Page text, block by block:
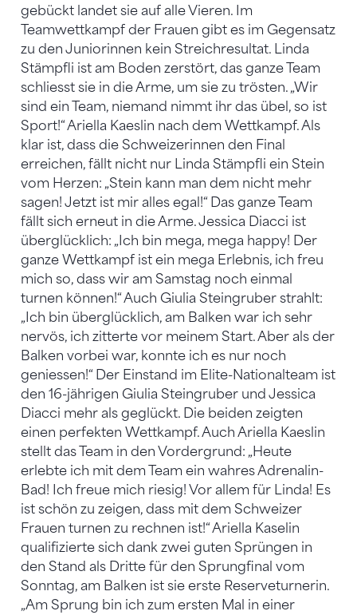
gebückt landet sie auf alle Vieren. Im
Teamwettkampf der Frauen gibt es im Gegensatz
zu den Juniorinnen kein Streichresultat. Linda
Stämpfli ist am Boden zerstört, das ganze Team
schliesst sie in die Arme, um sie zu trösten. „Wir
sind ein Team, niemand nimmt ihr das übel, so ist
Sport!“ Ariella Kaeslin nach dem Wettkampf. Als
klar ist, dass die Schweizerinnen den Final
erreichen, fällt nicht nur Linda Stämpfli ein Stein
vom Herzen: „Stein kann man dem nicht mehr
sagen! Jetzt ist mir alles egal!“ Das ganze Team
fällt sich erneut in die Arme. Jessica Diacci ist
überglücklich: „Ich bin mega, mega happy! Der
ganze Wettkampf ist ein mega Erlebnis, ich freu
mich so, dass wir am Samstag noch einmal
turnen können!“ Auch Giulia Steingruber strahlt:
„Ich bin überglücklich, am Balken war ich sehr
nervös, ich zitterte vor meinem Start. Aber als der
Balken vorbei war, konnte ich es nur noch
geniessen!“ Der Einstand im Elite-Nationalteam ist
den 16-jährigen Giulia Steingruber und Jessica
Diacci mehr als geglückt. Die beiden zeigten
einen perfekten Wettkampf. Auch Ariella Kaeslin
stellt das Team in den Vordergrund: „Heute
erlebte ich mit dem Team ein wahres Adrenalin-
Bad! Ich freue mich riesig! Vor allem für Linda! Es
ist schön zu zeigen, dass mit dem Schweizer
Frauen turnen zu rechnen ist!“ Ariella Kaselin
qualifizierte sich dank zwei guten Sprüngen in
den Stand als Dritte für den Sprungfinal vom
Sonntag, am Balken ist sie erste Reserveturnerin.
„Am Sprung bin ich zum ersten Mal in einer